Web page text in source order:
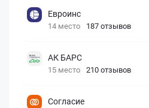
Евроинс
14 место 187 отзывов
АК БАРС
15 место 210 отзывов
Согласие